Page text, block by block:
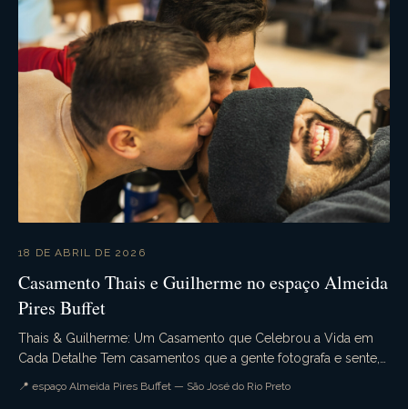
18 DE ABRIL DE 2026
Casamento Thais e Guilherme no espaço Almeida
Pires Buffet
Thais & Guilherme: Um Casamento que Celebrou a Vida em
Cada Detalhe Tem casamentos que a gente fotografa e sente,
📍 espaço Almeida Pires Buffet — São José do Rio Preto